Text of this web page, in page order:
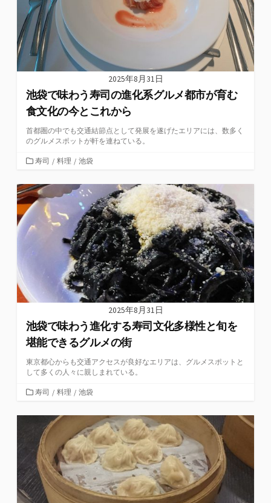
2025年8月31日
池袋で味わう寿司の進化系グルメ都市が育む
食文化の今とこれから
首都圏の中でも交通結節点として発展を遂げたエリアには、数多く
のグルメスポットが軒を連ねている。
カ
ゴ
リ
ー
寿司 / 料理 / 池袋
2025年8月31日
池袋で味わう進化する寿司文化多様性と旬を
堪能できるグルメの街
東京都心からも交通アクセスが良好なエリアは、グルメスポットと
して多くの人々に親しまれている。
カ
ゴ
リ
寿司 / 料理 / 池袋